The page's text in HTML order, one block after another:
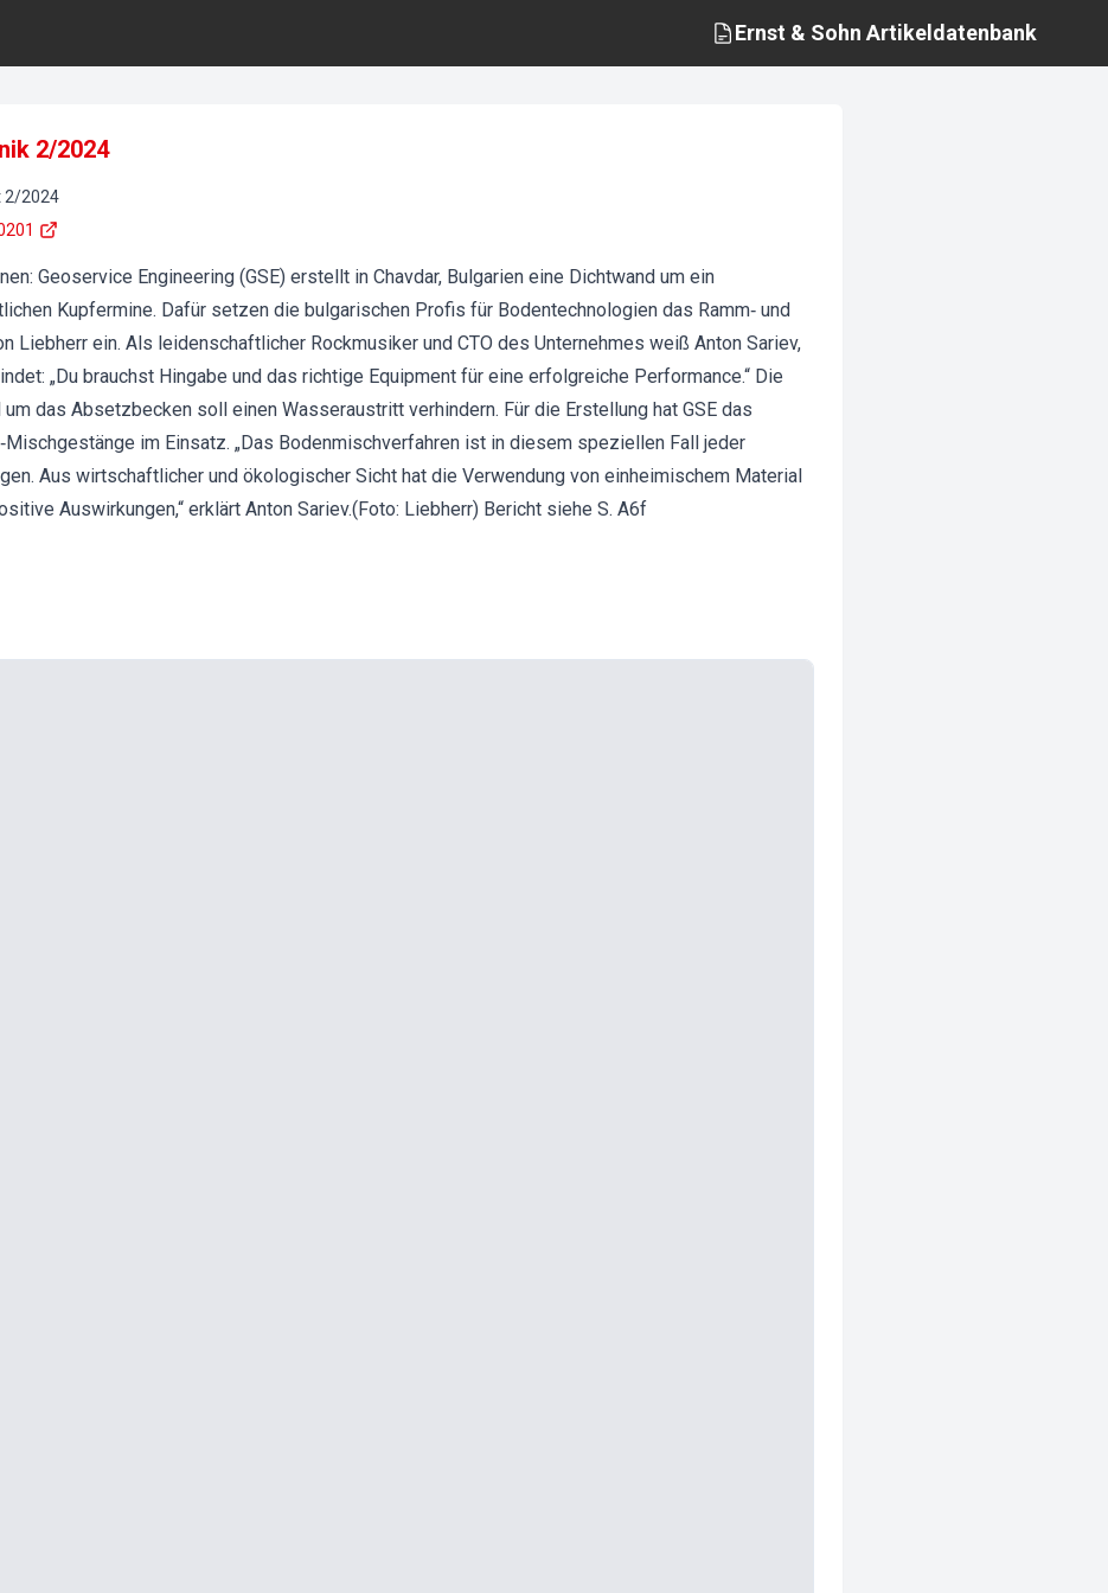
Ernst & Sohn Artikeldatenbank
2/2024
2/2024
Geoservice Engineering (GSE) erstellt in Chavdar, Bulgarien eine Dichtwand um ein
Kupfermine. Dafür setzen die bulgarischen Profis für Bodentechnologien das Ramm‐ und
Liebherr ein. Als leidenschaftlicher Rockmusiker und CTO des Unternehmes weiß Anton Sariev,
„Du brauchst Hingabe und das richtige Equipment für eine erfolgreiche Performance.“ Die
das Absetzbecken soll einen Wasseraustritt verhindern. Für die Erstellung hat GSE das
im Einsatz. „Das Bodenmischverfahren ist in diesem speziellen Fall jeder
Aus wirtschaftlicher und ökologischer Sicht hat die Verwendung von einheimischem Material
Auswirkungen,“ erklärt Anton Sariev.(Foto: Liebherr) Bericht siehe S. A6f